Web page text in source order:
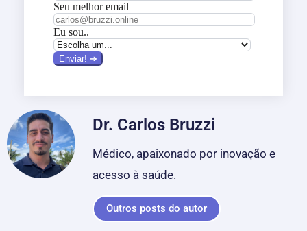
Dr. Carlos Bruzzi
Médico, apaixonado por inovação e
acesso à saúde.
Outros posts do autor